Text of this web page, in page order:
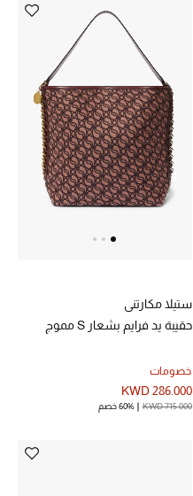
ستيلا مكارتني
حقيبة يد فرايم بشعار S مموج
خصومات
KWD 286.000
KWD 715.000 60% خصم